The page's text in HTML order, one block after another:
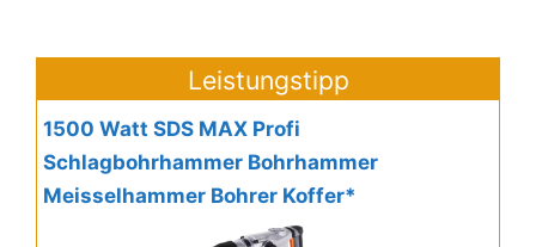
Leistungstipp
1500 Watt SDS MAX Profi
Schlagbohrhammer Bohrhammer
Meisselhammer Bohrer Koffer*